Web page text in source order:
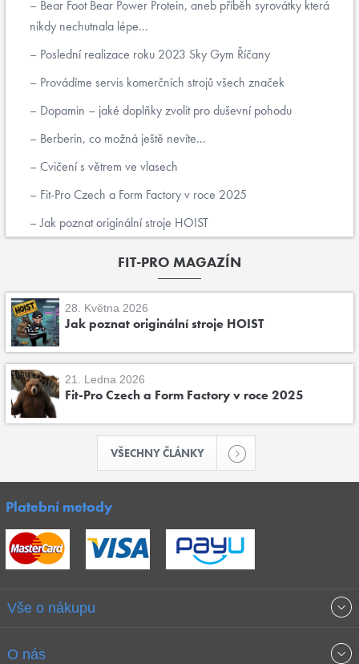
Bear Foot Bear Power Protein, aneb příběh syrovátky která
nikdy nechutnala lépe...
Poslední realizace roku 2023 Sky Gym Říčany
Provádíme servis komerčních strojů všech značek
Dopamin – jaké doplňky zvolit pro duševní pohodu
Berberin, co možná ještě nevíte...
Cvičení s větrem ve vlasech
Fit-Pro Czech a Form Factory v roce 2025
Jak poznat originální stroje HOIST
FIT-PRO MAGAZÍN
28. Května 2026
Jak poznat originální stroje HOIST
21. Ledna 2026
Fit-Pro Czech a Form Factory v roce 2025
VŠECHNY ČLÁNKY
Platební metody
Vše o nákupu
Obchodní podmínky
O nás